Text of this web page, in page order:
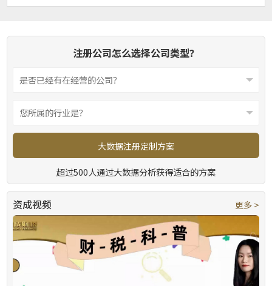
注册公司怎么选择公司类型？
大数据注册定制方案
超过500人通过大数据分析获得适合的方案
资成视频 更多 >